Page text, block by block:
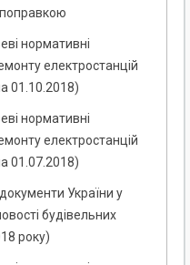
нормативні
електростанцій
01.10.2018)
нормативні
електростанцій
01.07.2018)
України у
будівельних
року)